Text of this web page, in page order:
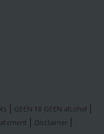
GEEN 18 GEEN alcohol
Disclaimer